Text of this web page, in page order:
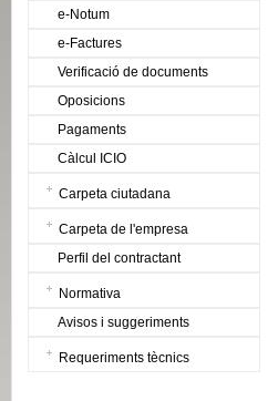
e-Notum
e-Factures
Verificació de documents
Oposicions
Pagaments
Càlcul ICIO
Carpeta ciutadana
Carpeta de l'empresa
Perfil del contractant
Normativa
Avisos i suggeriments
Requeriments tècnics